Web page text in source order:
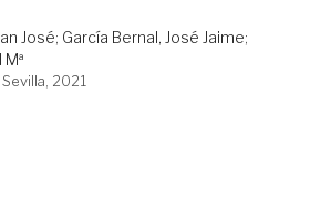
José; García Bernal, José Jaime;
2021